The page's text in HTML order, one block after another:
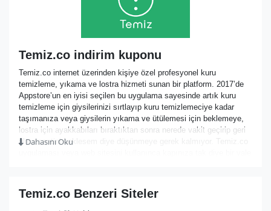
Temiz.co indirim kuponu
Temiz.co internet üzerinden kişiye özel profesyonel kuru
temizleme, yıkama ve lostra hizmeti sunan bir platform. 2017’de
Appstore’un en iyisi seçilen bu uygulama sayesinde artık kuru
temizleme için giysilerinizi sırtlayıp kuru temizlemeciye kadar
taşımanıza veya giysilerin yıkama ve ütülemesi için beklemeye,
lostra için ayakkabıları bıraktıktan sonra nerede vakit geçirip geri
alma saatini beklesem diye düşünmeye gerek kalmıyor. Temiz.co
kalmış. Sizin yapmanız gereken 2 adımda siparişinizi vermek;
ardından Temiz.co valesi dilediğiniz saatte gelip dilediğiniz
Dahasını Oku
Temiz.co Benzeri Siteler